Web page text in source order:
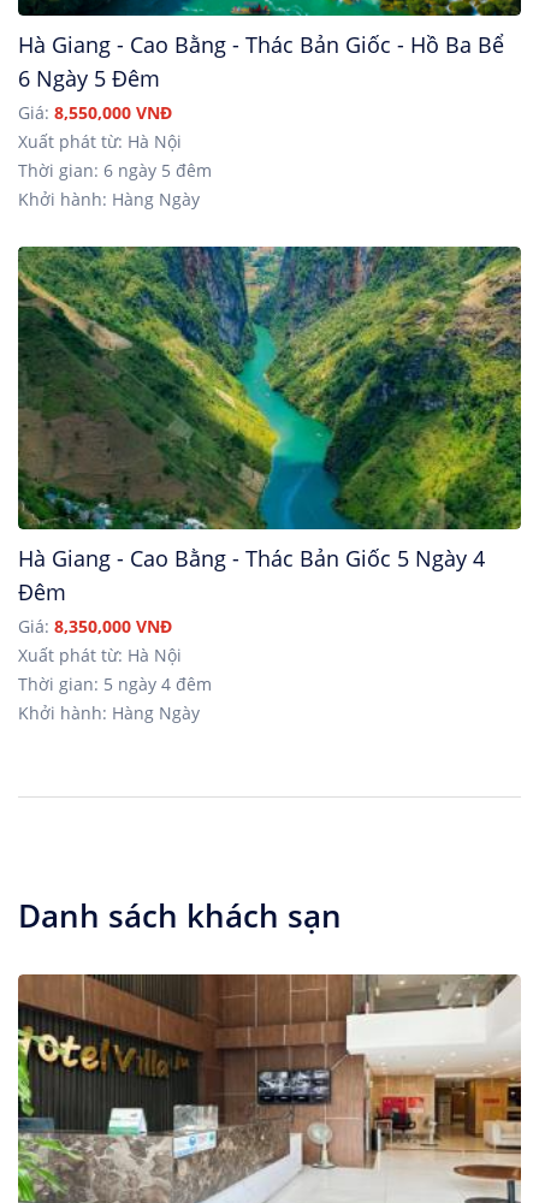
Hà Giang - Cao Bằng - Thác Bản Giốc - Hồ Ba Bể
6 Ngày 5 Đêm
Giá: 8,550,000 VNĐ
Xuất phát từ: Hà Nội
Thời gian: 6 ngày 5 đêm
Khởi hành: Hàng Ngày
Hà Giang - Cao Bằng - Thác Bản Giốc 5 Ngày 4
Đêm
Giá: 8,350,000 VNĐ
Xuất phát từ: Hà Nội
Thời gian: 5 ngày 4 đêm
Khởi hành: Hàng Ngày
Danh sách khách sạn